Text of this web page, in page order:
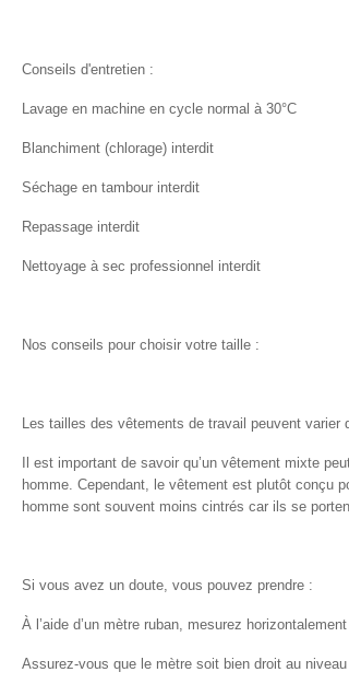
Conseils d'entretien :
Lavage en machine en cycle normal à 30°C
Blanchiment (chlorage) interdit
Séchage en tambour interdit
Repassage interdit
Nettoyage à sec professionnel interdit
Nos conseils pour choisir votre taille :
Les tailles des vêtements de travail peuvent varier
Il est important de savoir qu’un vêtement mixte
homme. Cependant, le vêtement est plutôt conçu
homme sont souvent moins cintrés car ils se
Si vous avez un doute, vous pouvez prendre :
À l’aide d’un mètre ruban, mesurez
Assurez-vous que le mètre soit bien droit au niveau